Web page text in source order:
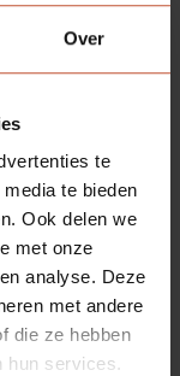
Over
te
te bieden
Ook delen we
met onze
analyse. Deze
met andere
die ze hebben
hun services.
compleet over
was
wilde er wel
de
de
keren
kozijn is
Het idee van
eigenlijk
wel de
van